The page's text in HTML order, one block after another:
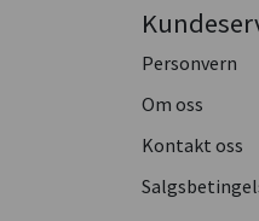
Personvern
Om oss
Kontakt oss